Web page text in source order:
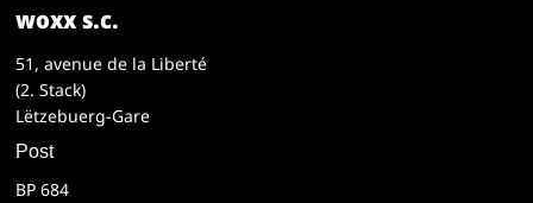
woxx s.c.
51, avenue de la Liberté
(2. Stack)
Lëtzebuerg-Gare
Post
BP 684